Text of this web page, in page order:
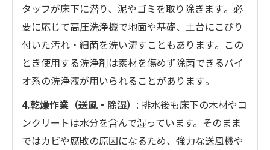
タッフが床下に潜り、泥やゴミを取り除きます​。必
要に応じて高圧洗浄機で地面や基礎、土台にこびり
付いた汚れ・細菌を洗い流すこともあります​。この
とき使用する洗浄剤は素材を傷めず除菌できるバイ
オ系の洗浄液が用いられることがあります​。
4.乾燥作業（送風・除湿） : 排水後も床下の木材やコ
ンクリートは水分を含んで湿っています。そのまま
ではカビや腐敗の原因になるため、強力な送風機や